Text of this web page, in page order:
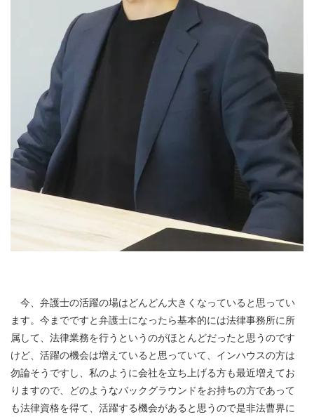
今、弁護士の活躍の場はどんどん大きくなっていると思ってい
ます。今までですと弁護士になったら基本的には法律事務所に所
属して、法律業務を行うというのがほとんどだったと思うのです
けど、活躍の機会は増えていると思っていて、インハウスの方は
勿論そうですし、私のように会社を立ち上げる方も最近増えてお
りますので、どのようなバックグラウンドをお持ちの方であって
も法律資格を得て、活躍する機会があると思うので是非法曹界に